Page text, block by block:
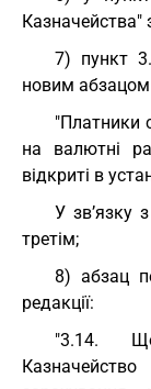
Казначейства"
7) пункт
новим абзацом
"Платники
на валютні
відкриті в
У зв’язку
третім;
8) абзац
редакції:
"3.14.